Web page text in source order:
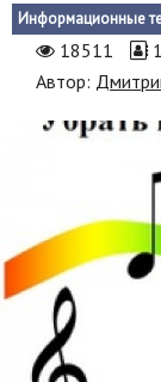
Hi-Tech.
Россия
Наука и
Политика
В мире
Культура
Информационные
18511
Автор: